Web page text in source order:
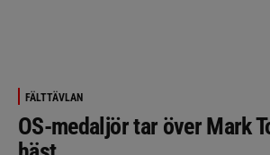
FÄLTTÄVLAN
OS-medaljör tar över Mark